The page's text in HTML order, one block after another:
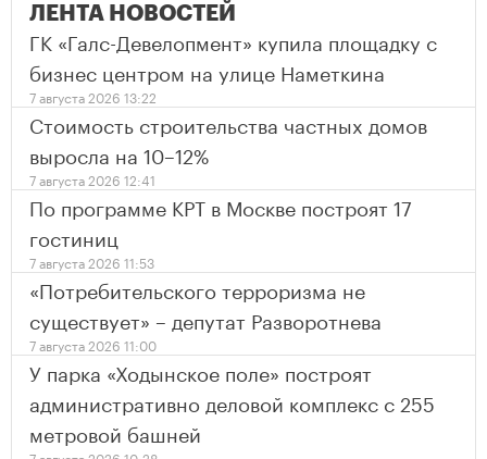
ЛЕНТА НОВОСТЕЙ
ГК «Галс-Девелопмент» купила площадку с
бизнес центром на улице Наметкина
7 августа 2026 13:22
Стоимость строительства частных домов
выросла на 10–12%
7 августа 2026 12:41
По программе КРТ в Москве построят 17
гостиниц
7 августа 2026 11:53
«Потребительского терроризма не
существует» – депутат Разворотнева
7 августа 2026 11:00
У парка «Ходынское поле» построят
административно деловой комплекс с 255
метровой башней